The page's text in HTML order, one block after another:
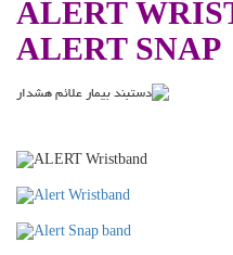
ALERT
ALERT SNAP